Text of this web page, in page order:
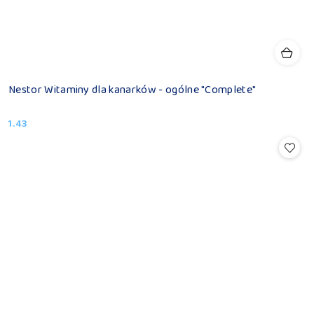
Nestor Witaminy dla kanarków - ogólne "Complete"
Cena:
1.43